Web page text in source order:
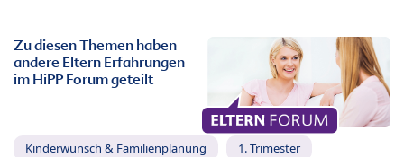
Zu diesen Themen haben
andere Eltern Erfahrungen
im HiPP Forum geteilt
Kinderwunsch & Familienplanung 1. Trimester